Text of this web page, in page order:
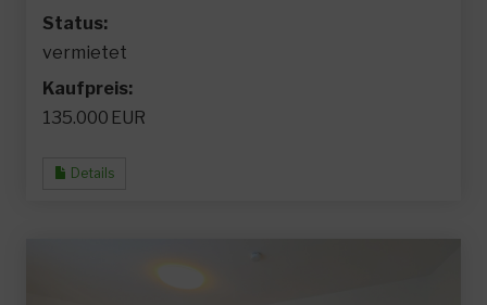
Status:
vermietet
Kaufpreis:
135.000 EUR
Details